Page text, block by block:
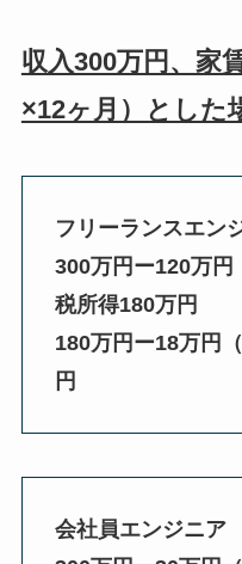
収入300万円、家
×12ヶ月）とした
フリーランスエン
300万円ー120万
税所得180万円
180万円ー18万円
円
会社員エンジニア